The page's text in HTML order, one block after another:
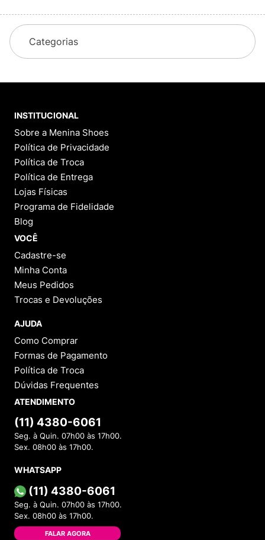
Categorias
INSTITUCIONAL
Sobre a Menina Shoes
Política de Privacidade
Política de Troca
Política de Entrega
Lojas Físicas
Programa de Fidelidade
Blog
VOCÊ
Cadastre-se
Minha Conta
Meus Pedidos
Trocas e Devoluções
AJUDA
Como Comprar
Formas de Pagamento
Política de Troca
Dúvidas Frequentes
ATENDIMENTO
(11) 4380-6061
Seg. à Quin. 07h00 às 17h00.
Sex. 08h00 às 17h00.
WHATSAPP
(11) 4380-6061
Seg. à Quin. 07h00 às 17h00.
Sex. 08h00 às 17h00.
FALAR AGORA